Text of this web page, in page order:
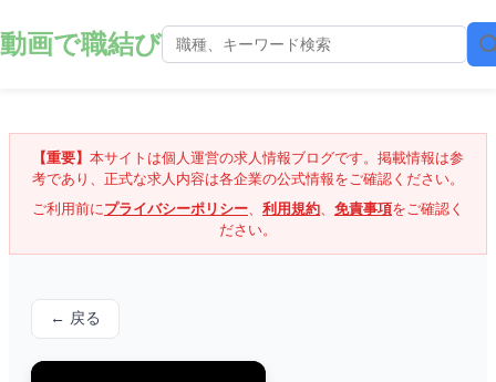
動画で職結び
【重要】 本サイトは個人運営の求人情報ブログです。掲載情報は参
考であり、正式な求人内容は各企業の公式情報をご確認ください。
ご利用前にプライバシーポリシー、 利用規約、 免責事項をご確認く
ださい。
← 戻る